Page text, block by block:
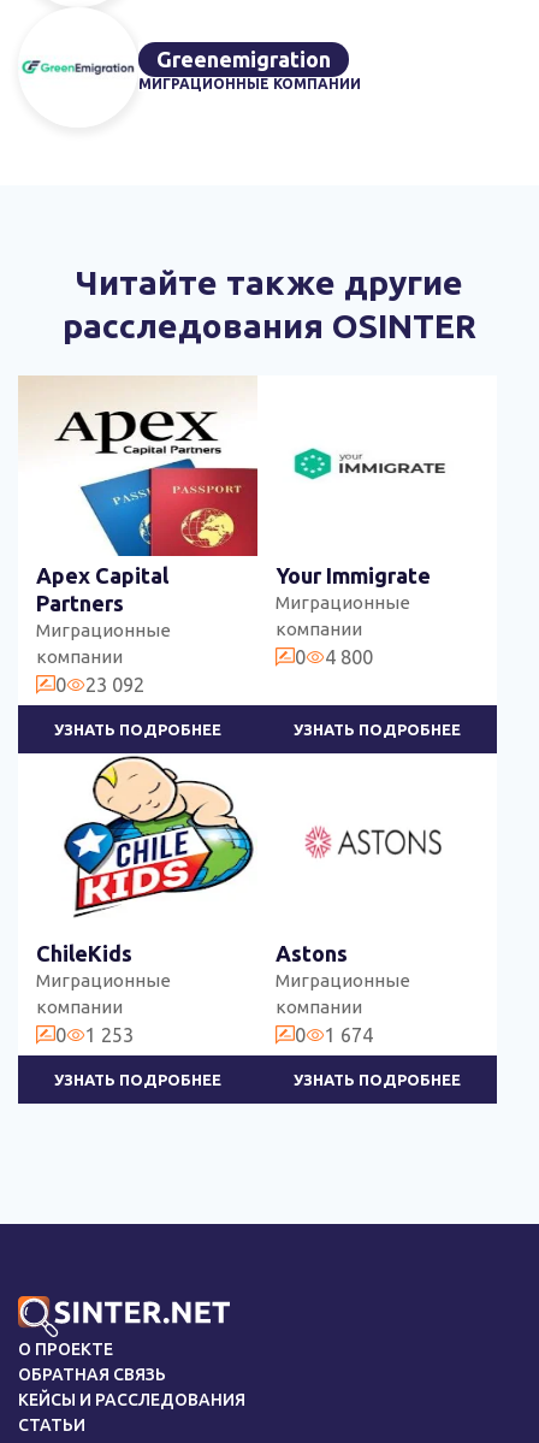
Greenemigration
МИГРАЦИОННЫЕ КОМПАНИИ
Читайте также другие
расследования OSINTER
Apex Capital
Partners
Миграционные
компании
0 23 092
УЗНАТЬ ПОДРОБНЕЕ
Your Immigrate
Миграционные
компании
0 4 800
УЗНАТЬ ПОДРОБНЕЕ
ChileKids
Миграционные
компании
0 1 253
УЗНАТЬ ПОДРОБНЕЕ
Astons
Миграционные
компании
0 1 674
УЗНАТЬ ПОДРОБНЕЕ
О ПРОЕКТЕ
ОБРАТНАЯ СВЯЗЬ
КЕЙСЫ И РАССЛЕДОВАНИЯ
СТАТЬИ